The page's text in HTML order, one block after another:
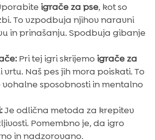
igrače za pse, kot so
To vzpodbuja njihov naravni
in prinašanju. Spodbuja gibanje
Pri tej igri skrijemo igrače za
Naš pes jih mora poiskati. To
sposobnosti in mentalno
Je odlična metoda za krepitev
Pomembno je, da igro
in nadzorovano.